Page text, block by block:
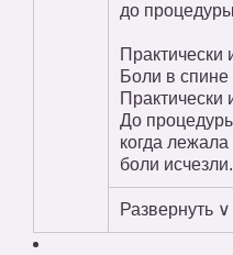
до
Практически
Боли в
Практически
До
когда
боли исчезли.
Развернуть ∨